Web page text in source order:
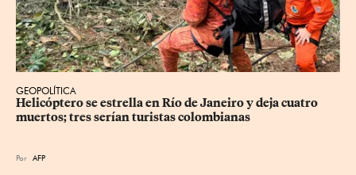
GEOPOLÍTICA
Helicóptero se estrella en Río de Janeiro y deja cuatro
muertos; tres serían turistas colombianas
Por AFP